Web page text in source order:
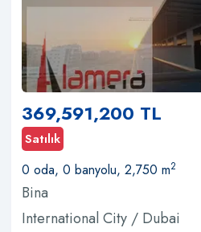
369,591,200 TL
Satılık
0 oda, 0 banyolu, 2,750 m2
Bina
International City / Dubai